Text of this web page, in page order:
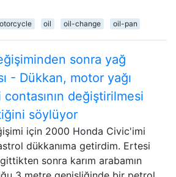
oil oil-change oil-pan
sonra yağ
- Dükkan, motor yağı
değiştirilmesi
söylüyor
için 2000 Honda Civic'imi
dükkanıma getirdim. Ertesi
sonra karım arabamın